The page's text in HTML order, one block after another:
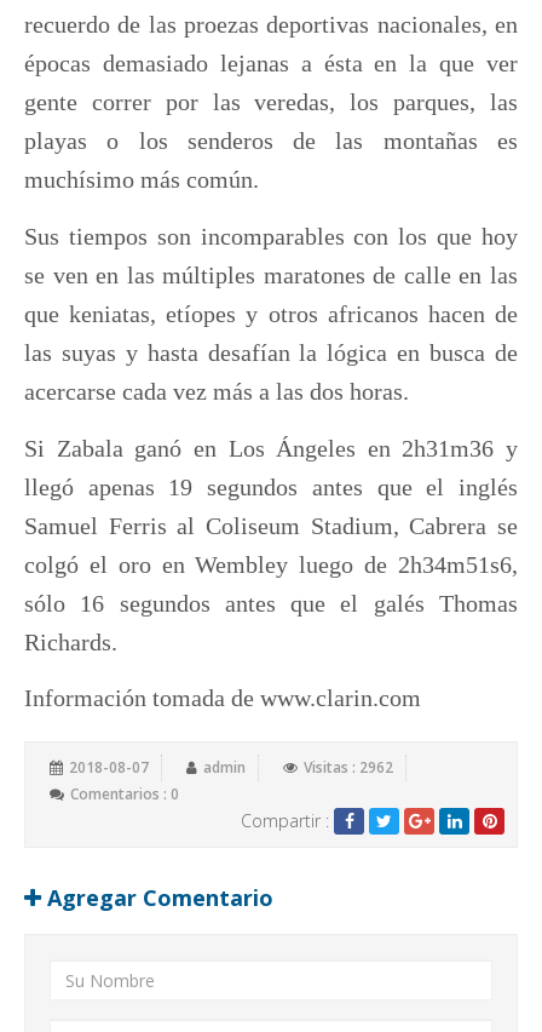
recuerdo de las proezas deportivas nacionales, en
épocas demasiado lejanas a ésta en la que ver
gente correr por las veredas, los parques, las
playas o los senderos de las montañas es
muchísimo más común.
Sus tiempos son incomparables con los que hoy
se ven en las múltiples maratones de calle en las
que keniatas, etíopes y otros africanos hacen de
las suyas y hasta desafían la lógica en busca de
acercarse cada vez más a las dos horas.
Si Zabala ganó en Los Ángeles en 2h31m36 y
llegó apenas 19 segundos antes que el inglés
Samuel Ferris al Coliseum Stadium, Cabrera se
colgó el oro en Wembley luego de 2h34m51s6,
sólo 16 segundos antes que el galés Thomas
Richards.
Información tomada de www.clarin.com
2018-08-07 admin
Visitas : 2962
Comentarios : 0
Compartir :
Agregar Comentario